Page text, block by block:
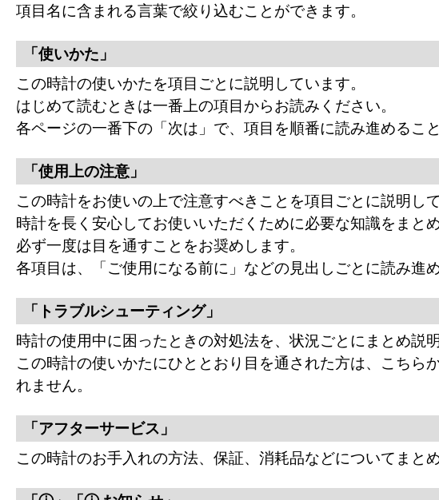
項目名に含まれる言葉で絞り込むことができます。
「使いかた」
この時計の使いかたを項目ごとに説明しています。
はじめて読むときは一番上の項目からお読みください。
各ページの一番下の「次は」で、項目を順番に読み進めること
「使用上の注意」
この時計をお使いの上で注意すべきことを項目ごとに説明して
時計を長く安心してお使いいただくために必要な知識をまとめ
必ず一度は目を通すことをお奨めします。
各項目は、「ご使用になる前に」などの見出しごとに読み進
「トラブルシューティング」
時計の使用中に困ったときの対処法を、状況ごとにまとめ説明
この時計の使いかたにひととおり目を通された方は、こちら
れません。
「アフターサービス」
この時計のお手入れの方法、保証、消耗品などについてまとめ